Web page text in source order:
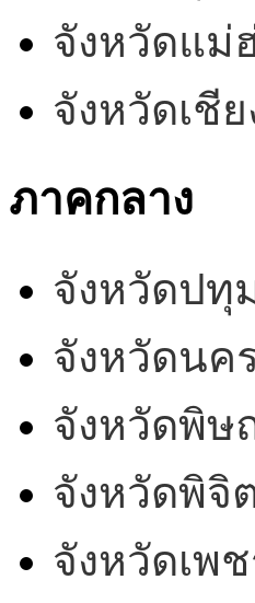
จังหวัดแม่
จังหวัดเชีย
ภาคกลาง
จังหวัดปทุ
จังหวัดนค
จังหวัดพิษ
จังหวัดพิจิ
จังหวัดเพ